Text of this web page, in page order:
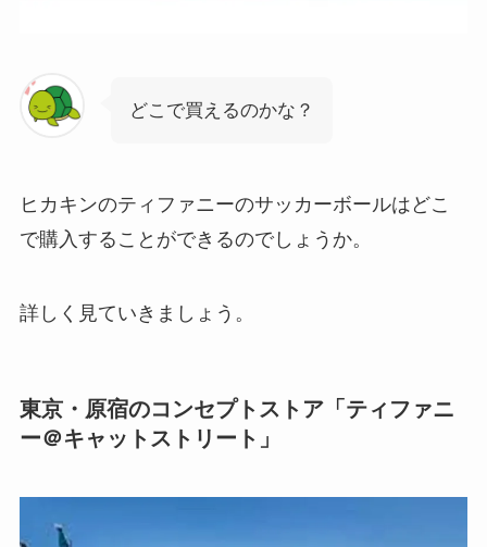
どこで買えるのかな？
ヒカキンのティファニーのサッカーボールはどこ
で購入することができるのでしょうか。
詳しく見ていきましょう。
東京・原宿のコンセプトストア「ティファニ
ー＠キャットストリート」